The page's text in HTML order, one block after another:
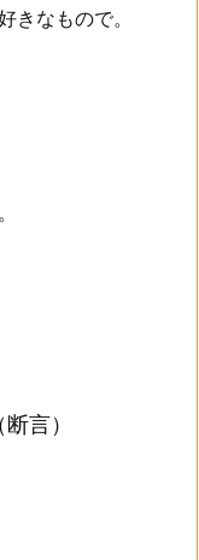
きなもので。
言）